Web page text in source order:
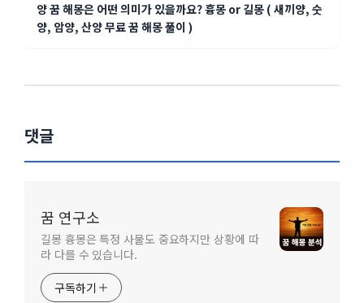
양 꿈 해몽은 어떤 의미가 있을까요? 흉몽 or 길몽 ( 새끼양, 숫
양, 암양, 산양 무료 꿈 해몽 풀이 )
댓글
꿈 연구소
길몽 흉몽은 특정 사물도 중요하지만 상황에 따
라 다를 수 있습니다.
구독하기